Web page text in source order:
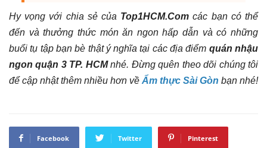
Hy vọng với chia sẻ của Top1HCM.Com các bạn có thể
đến và thưởng thức món ăn ngon hấp dẫn và có những
buổi tụ tập bạn bè thật ý nghĩa tại các địa điểm quán nhậu
ngon quận 3 TP. HCMnhé. Đừng quên theo dõi chúng tôi
để cập nhật thêm nhiều hơn về Ẩm thực Sài Gòn bạn nhé!
Facebook Twitter Pinterest